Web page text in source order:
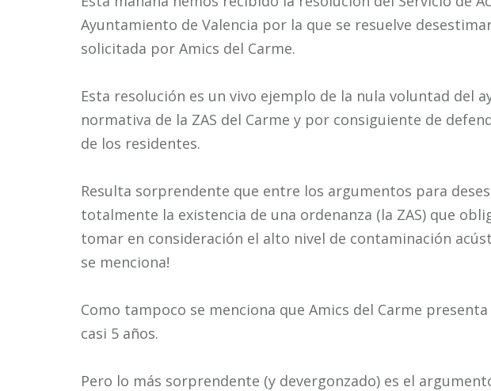
Ayuntamiento de Valencia por la que se resuelve
solicitada por Amics del Carme.
Esta resolución es un vivo ejemplo de la nula voluntad del
normativa de la ZAS del Carme y por consiguiente de
de los residentes.
Resulta sorprendente que entre los argumentos para
totalmente la existencia de una ordenanza (la ZAS) que
tomar en consideración el alto nivel de contaminación
se menciona!
Como tampoco se menciona que Amics del Carme
casi 5 años.
Pero lo más sorprendente (y devergonzado) es el